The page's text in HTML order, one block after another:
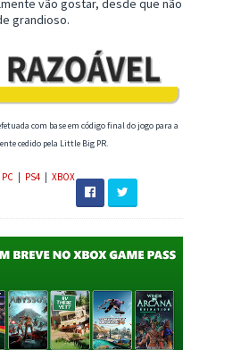
vão gostar, desde que não
grandioso.
com base em código final do jogo para a
cedido pela Little Big PR.
PC PS4 XBOX